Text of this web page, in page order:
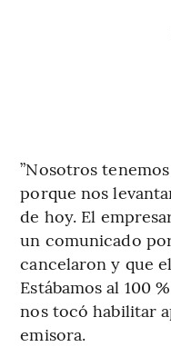
”Nosotros
porque nos
de hoy. El
un comunicado
cancelaron y que
Estábamos al 100
nos tocó habilitar
emisora.